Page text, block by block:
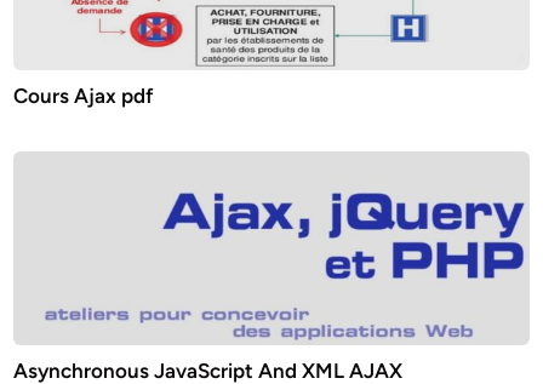
Cours Ajax pdf
Asynchronous JavaScript And XML AJAX